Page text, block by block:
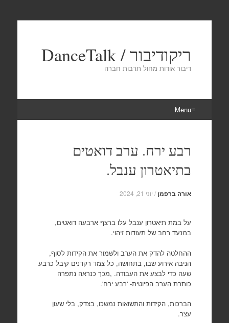
ריקודיבור / DanceTalk
דיבור אודות מחול תרבות חברה
Menu
contentרבע ירח. ערב דואטים
בתיאטרון ענבל.
אורה ברפמן / יוני 21, 2024
על במת תיאטרון ענבל עלו ברצף ארבעה דואטים,
במנעד רחב של תעודות זיהוי.
ההחלטה להדק את הערב ולשמור את הקידות לסוף,
הניבה אירוע שבו, בתחושה, כל צמד רקדנים קיבל כרבע
שעה כדי לבצע את העבודה. ,מכך כנראה נתפרה
כותרת הערב הפיוטית- 'רבע ירח'.
הברכות, הקידות והתשואות נמשכו, בצדק, בלי שעון
עצר.